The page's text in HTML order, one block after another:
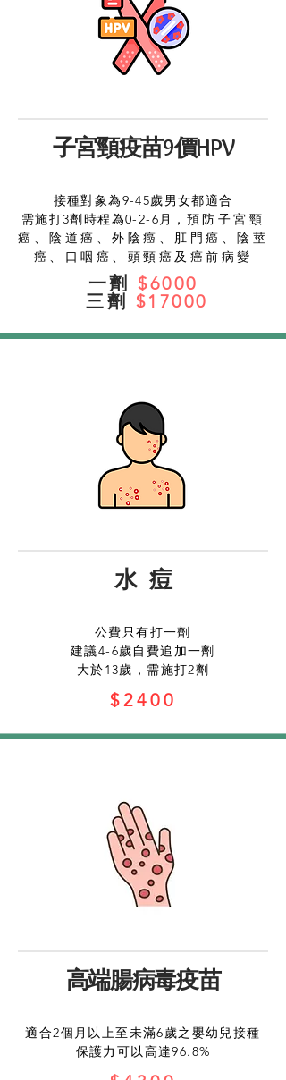
子宮頸疫苗9價HPV
接種對象為9-45歲男女都適合
需施打3劑時程為0-2-6月， 預防子宮頸
癌、陰道癌、外陰癌、肛門癌、陰莖
癌、口咽癌、頭頸癌及癌前病變
一劑 $6000
三劑 $17000
水 痘
公費只有打一劑
建議4-6歲自費追加一劑
​大於13歲，需施打2劑
$2400
高端腸病毒疫苗
適合2個⽉以上⾄未滿6歲之嬰幼兒接種
保護力可以高達96.8%